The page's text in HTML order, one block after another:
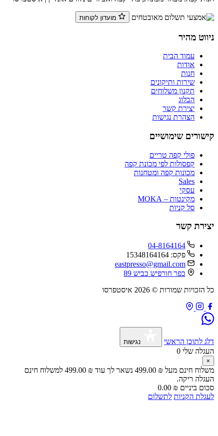
מהיר
עמוד הבית
אודות
חנות
שירות ותיקונים
תקנון משלוחים
הבלוג
יצירת קשר
הצהרת נגישות
שימושיים
פולי קפה טריים
קפסולות לפי מכונת קפה
מכונות קפה ומטחנות
Sales
עסקי
מקינטות – MOKA
סל קניות
קשר
04-8164164
פקס: 15348164164
eastpresso@gmail.com
כפר חורפיש כביש 89
שמורות © 2026 איסטפרסו
לתוכן הראשי נגישות
שלי 0
חינם מעל₪
499.00 נשאר לך עוד₪
499.00
למשלוח חינם
ריקה.
ביניים ₪
0.00
הקניות לתשלום